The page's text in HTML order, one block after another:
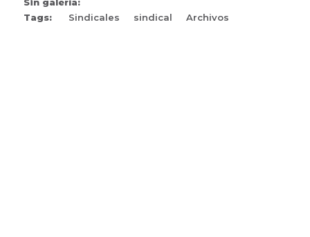
Tags:
Sindicales sindical Archivos